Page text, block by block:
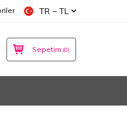
TR − TL
Sepetim (0)